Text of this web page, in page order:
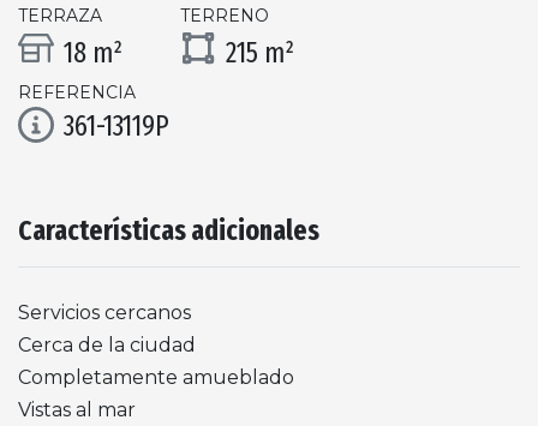
TERRAZA
18 m²
TERRENO
215 m²
REFERENCIA
361-13119P
Características adicionales
Servicios cercanos
Cerca de la ciudad
Completamente amueblado
Vistas al mar